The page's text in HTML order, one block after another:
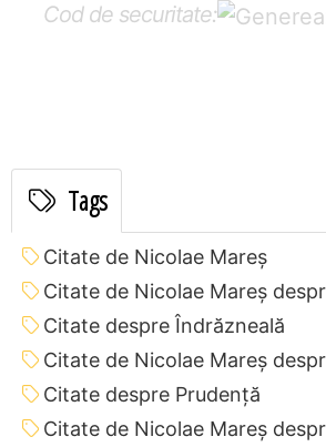
Cod de securitate:
Tags
Citate de Nicolae Mareș
Citate de Nicolae Mareș
Citate despre Îndrăzneală
Citate de Nicolae Mareș
Citate despre Prudență
Citate de Nicolae Mareș